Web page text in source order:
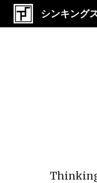
シンキング
Thinking